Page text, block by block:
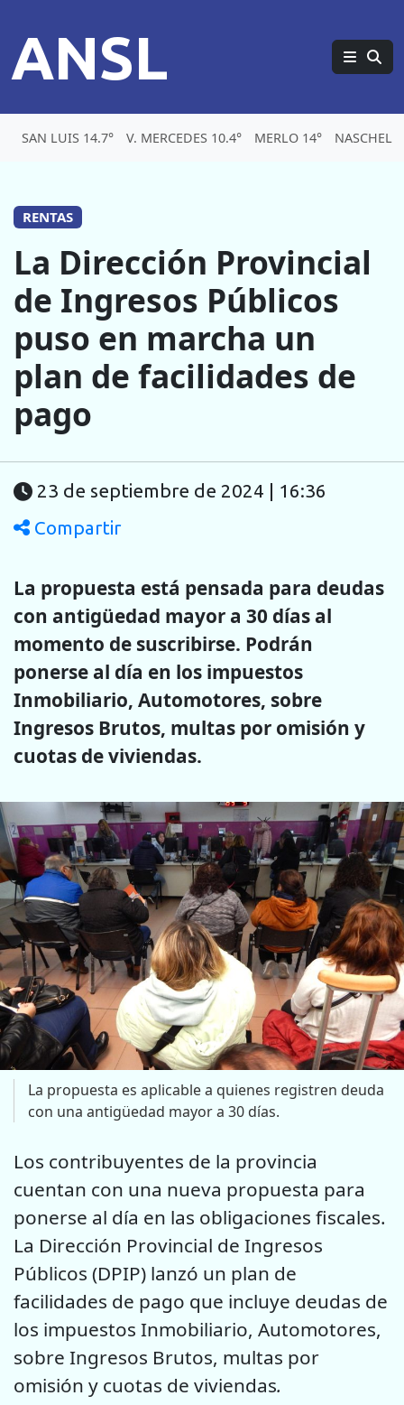
ANSL
SAN LUIS 14.7° V. MERCEDES 10.4° MERLO 14° NASCHEL
RENTAS
La Dirección Provincial
de Ingresos Públicos
puso en marcha un
plan de facilidades de
pago
23 de septiembre de 2024 | 16:36
Compartir
La propuesta está pensada para deudas
con antigüedad mayor a 30 días al
momento de suscribirse. Podrán
ponerse al día en los impuestos
Inmobiliario, Automotores, sobre
Ingresos Brutos, multas por omisión y
cuotas de viviendas.
La propuesta es aplicable a quienes registren deuda
con una antigüedad mayor a 30 días.
Los contribuyentes de la provincia
cuentan con una nueva propuesta para
ponerse al día en las obligaciones fiscales.
La Dirección Provincial de Ingresos
Públicos (DPIP) lanzó un plan de
facilidades de pago que incluye deudas de
los impuestos Inmobiliario, Automotores,
sobre Ingresos Brutos, multas por
omisión y cuotas de viviendas.